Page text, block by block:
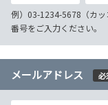
例）03-1234-5678（カ
番号をご入力ください。
メールアドレス 必